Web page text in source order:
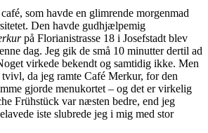
som havde en glimrende morgenmad
Den havde gudhjælpemig
på Florianistrasse 18 i Josefstadt blev
dag. Jeg gik de små 10 minutter dertil ad
virkede bekendt og samtidig ikke. Men
da jeg ramte Café Merkur, for den
gjorde menukortet – og det er virkelig
Frühstück var næsten bedre, end jeg
iste slubrede jeg i mig med stor